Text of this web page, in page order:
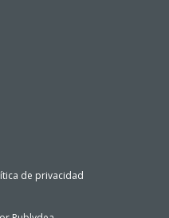
de privacidad